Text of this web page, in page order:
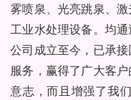
雾喷泉、光亮跳泉、
工业水处理设备。均
公司成立至今，已承
服务，赢得了广大客
意志，而且增强了我